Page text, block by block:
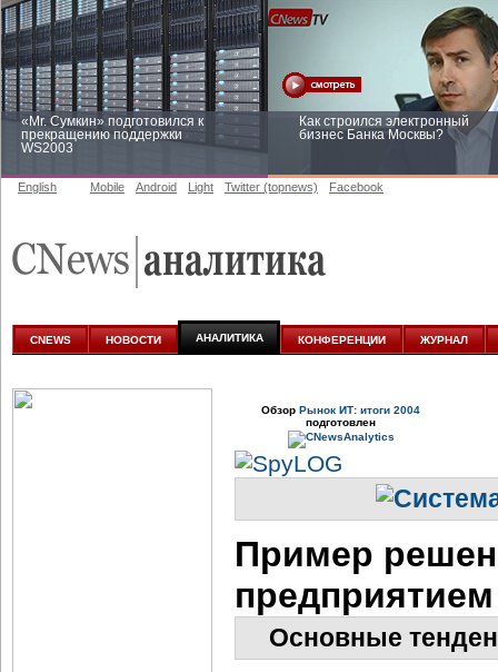
«Mr. Сумкин» подготовился к
прекращению поддержки
WS2003
Как строился электронный
бизнес Банка Москвы?
аналитике
English Mobile Android Light Twitter (topnews) Facebook
CNEWS НОВОСТИ АНАЛИТИКА КОНФЕРЕНЦИИ ЖУРНАЛ
Обзор Рынок ИТ: итоги 2004
подготовлен
Пример
Основные